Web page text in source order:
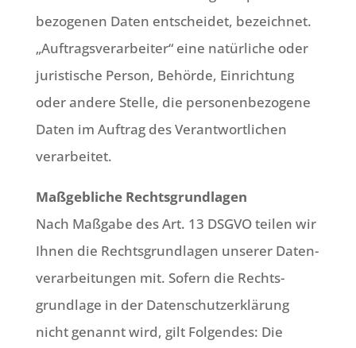
be­zo­ge­nen Daten ent­schei­det, bezeich­net.
„Auf­trags­ver­ar­bei­ter“ eine natür­li­che oder
juri­sti­sche Per­son, Behör­de, Ein­rich­tung
oder ande­re Stel­le, die per­so­nen­be­zo­ge­ne
Daten im Auf­trag des Ver­ant­wort­li­chen
verarbeitet.
Maß­geb­li­che Rechts­grund­la­gen
Nach Maß­ga­be des Art. 13 DSGVO tei­len wir
Ihnen die Rechts­grund­la­gen unse­rer Daten­
ver­ar­bei­tun­gen mit. Sofern die Rechts­
grund­la­ge in der Daten­schutz­er­klä­rung
nicht genannt wird, gilt Fol­gen­des: Die